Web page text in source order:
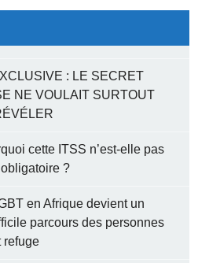
: LE SECRET
NE VOULAIT SURTOUT
cette ITSS n’est-elle pas
?
en Afrique devient un
parcours des personnes
refuge